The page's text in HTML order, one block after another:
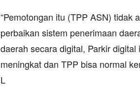
“Pemotongan itu (TPP ASN) tidak
perbaikan sistem penerimaan
daerah secara digital, Parkir
meningkat dan TPP bisa normal
L